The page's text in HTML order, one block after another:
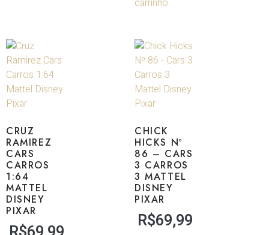
carrinho
CRUZ
RAMIREZ
CARS
CARROS
1:64
MATTEL
DISNEY
PIXAR
CHICK
HICKS Nº
86 – CARS
3 CARROS
3 MATTEL
DISNEY
PIXAR
R$69,99